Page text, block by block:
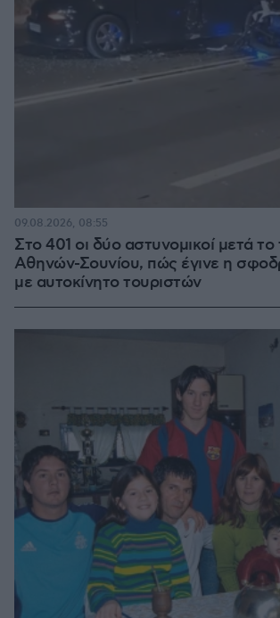
Στο 401 οι δύο αστυνομικοί μετά το
Αθηνών-Σουνίου, πώς έγινε η
με αυτοκίνητο τουριστών
09.08.2026, 08:55